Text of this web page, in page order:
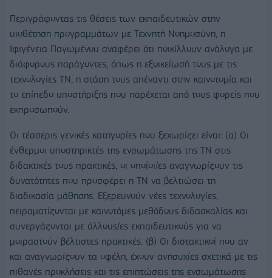
Περιγράφοντας τις θέσεις των εκπαιδευτικών στην
υιοθέτηση προγραμμάτων με Τεχνητή Νοημοσύνη, η
Ιφιγένεια Παγωμένου αναφέρει ότι ποικίλλουν ανάλογα με
διάφορους παράγοντες, όπως η εξοικείωσή τους με τις
τεχνολογίες ΤΝ, η στάση τους απέναντι στην καινοτομία και
το επίπεδο υποστήριξης που παρέχεται από τους φορείς που
εκπροσωπούν.
Οι τέσσερις γενικές κατηγορίες που ξεχωρίζει είναι: (α) Οι
ένθερμοι υποστηρικτές της ενσωμάτωσης της ΤΝ στις
διδακτικές τους πρακτικές, οι οποίοι/ες αναγνωρίζουν τις
δυνατότητες που προσφέρει η ΤΝ να βελτιώσει τη
διαδικασία μάθησης. Εξερευνούν νέες τεχνολογίες,
πειραματίζονται με καινοτόμες μεθόδους διδασκαλίας και
συνεργάζονται με άλλους/ες εκπαιδευτικούς για να
μοιραστούν βέλτιστες πρακτικές. (β) Οι διστακτικοί που αν
και αναγνωρίζουν τα οφέλη, έχουν ανησυχίες σχετικά με τις
πιθανές προκλήσεις και τις επιπτώσεις της ενσωμάτωσης